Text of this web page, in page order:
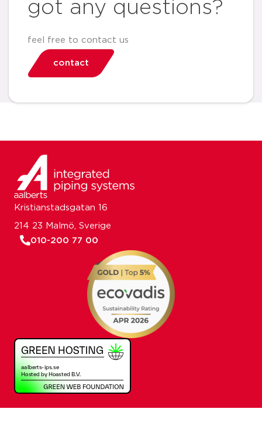
got any questions?
feel free to contact us
contact
Kristianstadsgatan 16
214 23 Malmö, Sverige
010-200 77 00